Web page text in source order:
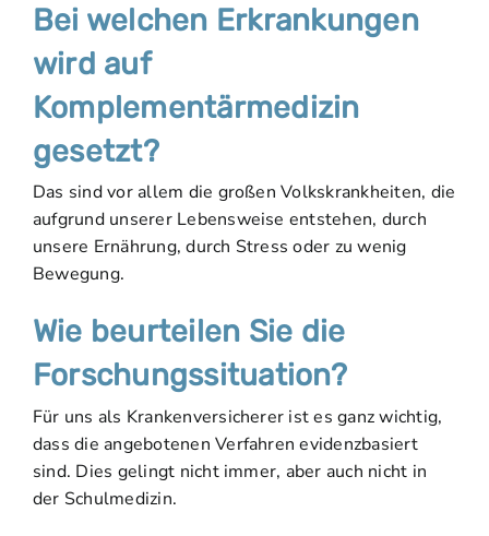
Bei welchen Erkrankungen
wird auf
Komplementärmedizin
gesetzt?
Das sind vor allem die großen Volkskrankheiten, die
aufgrund unserer Lebensweise entstehen, durch
unsere Ernährung, durch Stress oder zu wenig
Bewegung.
Wie beurteilen Sie die
Forschungssituation?
Für uns als Krankenversicherer ist es ganz wichtig,
dass die angebotenen Verfahren evidenzbasiert
sind. Dies gelingt nicht immer, aber auch nicht in
der Schulmedizin.